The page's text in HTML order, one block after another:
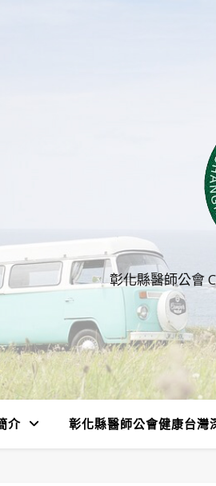
彰化縣醫師公會
介 彰化縣醫師公會健康台灣